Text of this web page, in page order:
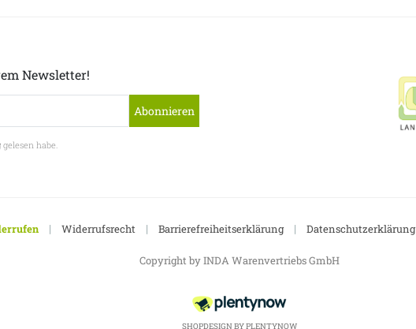
Newsletter!
Abonnieren
gelesen habe.
| Widerrufsrecht | Barrierefreiheitserklärung | Datenschutzerklärung
Copyright by INDA Warenvertriebs GmbH
SHOPDESIGN BYPLENTYNOW